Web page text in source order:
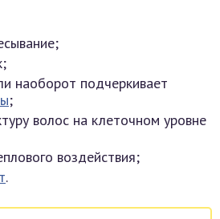
наоборот подчеркивает
;
волос на клеточном уровне
воздействия;
.